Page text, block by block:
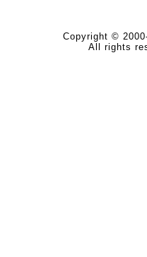
Copyright ©
All rights